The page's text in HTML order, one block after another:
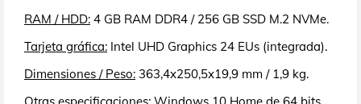
RAM / HDD: 4 GB RAM DDR4 / 256 GB SSD M.2 NVMe.
Tarjeta gráfica: Intel UHD Graphics 24 EUs (integrada).
Dimensiones / Peso: 363,4x250,5x19,9 mm / 1,9 kg.